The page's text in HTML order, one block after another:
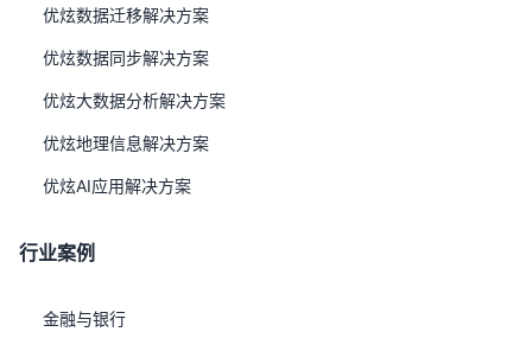
优炫数据迁移解决方案
优炫数据同步解决方案
优炫大数据分析解决方案
优炫地理信息解决方案
优炫AI应用解决方案
行业案例
金融与银行
工作流程